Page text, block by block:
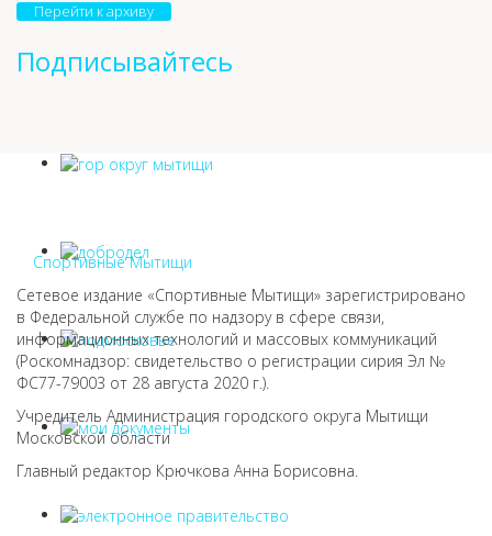
Перейти к архиву
Подписывайтесь
Спортивные Мытищи
Сетевое издание «Спортивные Мытищи» зарегистрировано
в Федеральной службе по надзору в сфере связи,
информационных технологий и массовых коммуникаций
(Роскомнадзор: свидетельство о регистрации сирия Эл №
ФС77-79003 от 28 августа 2020 г.).
Учредитель Администрация городского округа Мытищи
Московской области
Главный редактор Крючкова Анна Борисовна.